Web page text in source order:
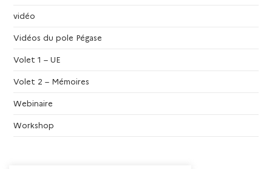
vidéo
Vidéos du pole Pégase
Volet 1 – UE
Volet 2 – Mémoires
Webinaire
Workshop